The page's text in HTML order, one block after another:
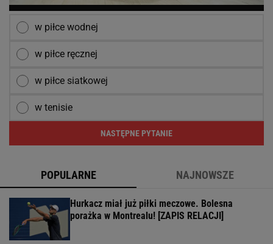
w piłce wodnej
w piłce ręcznej
w piłce siatkowej
w tenisie
NASTĘPNE PYTANIE
POPULARNE NAJNOWSZE
Hurkacz miał już piłki meczowe. Bolesna
porażka w Montrealu! [ZAPIS RELACJI]